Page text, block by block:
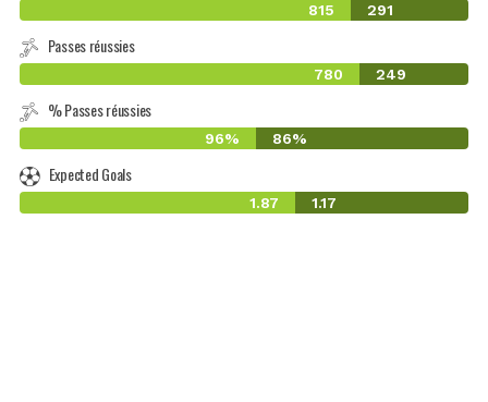
815 291
Passes réussies
780 249
% Passes réussies
96% 86%
Expected Goals
1.87 1.17